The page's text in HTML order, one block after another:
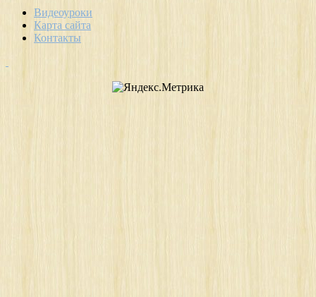
Видеоуроки
Карта сайта
Контакты